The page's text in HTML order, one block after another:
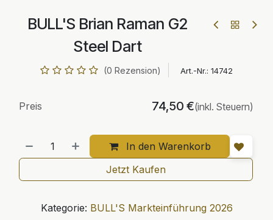
BULL'S Brian Raman G2
Steel Dart
(0 Rezension) Art.-Nr.: 14742
In den Warenkorb
Preis 74,50 €(inkl. Steuern)
Jetzt Kaufen
Kategorie: BULL'S Markteinführung 2026